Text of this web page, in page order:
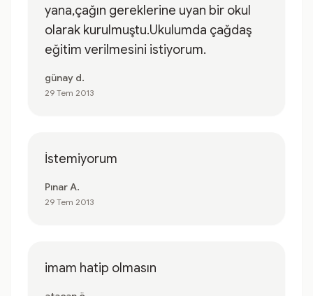
yana,çağın gereklerine uyan bir okul
olarak kurulmuştu.Ukulumda çağdaş
eğitim verilmesini istiyorum.
günay d.
29 Tem 2013
İstemiyorum
Pınar A.
29 Tem 2013
imam hatip olmasın